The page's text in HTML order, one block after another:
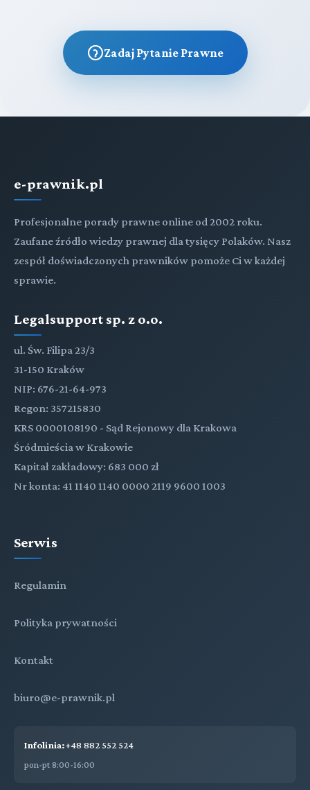
Zadaj Pytanie Prawne
e-prawnik.pl
Profesjonalne porady prawne online od 2002 roku.
Zaufane źródło wiedzy prawnej dla tysięcy Polaków. Nasz
zespół doświadczonych prawników pomoże Ci w każdej
sprawie.
Legalsupport sp. z o.o.
ul. Św. Filipa 23/3
31-150 Kraków
NIP: 676-21-64-973
Regon: 357215830
KRS 0000108190 - Sąd Rejonowy dla Krakowa
Śródmieścia w Krakowie
Kapitał zakładowy: 683 000 zł
Nr konta: 41 1140 1140 0000 2119 9600 1003
Serwis
Regulamin
Polityka prywatności
Kontakt
biuro@e-prawnik.pl
Infolinia:+48 882 552 524
pon-pt 8:00-16:00